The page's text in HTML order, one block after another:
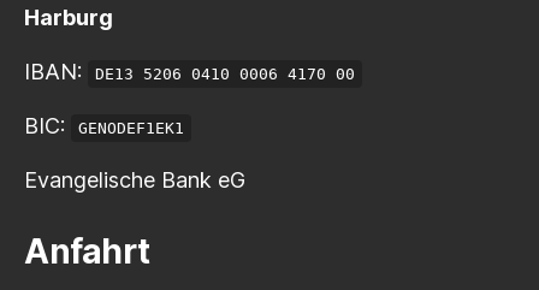
Harburg
IBAN: DE13 5206 0410 0006 4170 00
BIC: GENODEF1EK1
Evangelische Bank eG
Anfahrt